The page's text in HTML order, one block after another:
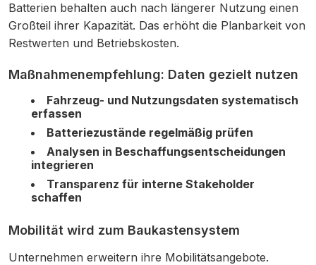
Batterien behalten auch nach längerer Nutzung einen
Großteil ihrer Kapazität. Das erhöht die Planbarkeit von
Restwerten und Betriebskosten.
Maßnahmenempfehlung: Daten gezielt nutzen
Fahrzeug- und Nutzungsdaten systematisch
erfassen
Batteriezustände regelmäßig prüfen
Analysen in Beschaffungsentscheidungen
integrieren
Transparenz für interne Stakeholder
schaffen
Mobilität wird zum Baukastensystem
Unternehmen erweitern ihre Mobilitätsangebote.